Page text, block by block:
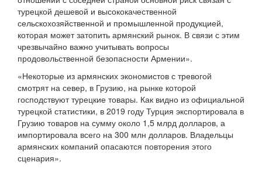
турецкой дешевой и высококачественной
сельскохозяйственной и промышленной продукцией,
которая может затопить армянский рынок. В связи с этим
чрезвычайно важно учитывать вопросы
продовольственной безопасности Армении».
«Некоторые из армянских экономистов с тревогой
смотрят на север, в Грузию, на рынке которой
господствуют турецкие товары. Как видно из официальной
турецкой статистики, в 2019 году Турция экспортировала в
Грузию товаров на сумму около 1,5 млрд долларов, а
импортировала всего на 300 млн долларов. Владельцы
армянских компаний опасаются повторения этого
сценария».